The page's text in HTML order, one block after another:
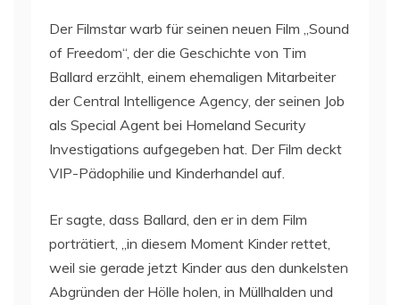
Der Filmstar warb für seinen neuen Film „Sound
of Freedom“, der die Geschichte von Tim
Ballard erzählt, einem ehemaligen Mitarbeiter
der Central Intelligence Agency, der seinen Job
als Special Agent bei Homeland Security
Investigations aufgegeben hat. Der Film deckt
VIP-Pädophilie und Kinderhandel auf.
Er sagte, dass Ballard, den er in dem Film
porträtiert, „in diesem Moment Kinder rettet,
weil sie gerade jetzt Kinder aus den dunkelsten
Abgründen der Hölle holen, in Müllhalden und